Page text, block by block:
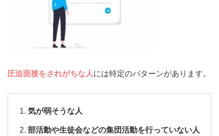
圧迫面接をされがちな人には特定のパターンがあります。
気が弱そうな人
部活動や生徒会などの集団活動を行っていない人